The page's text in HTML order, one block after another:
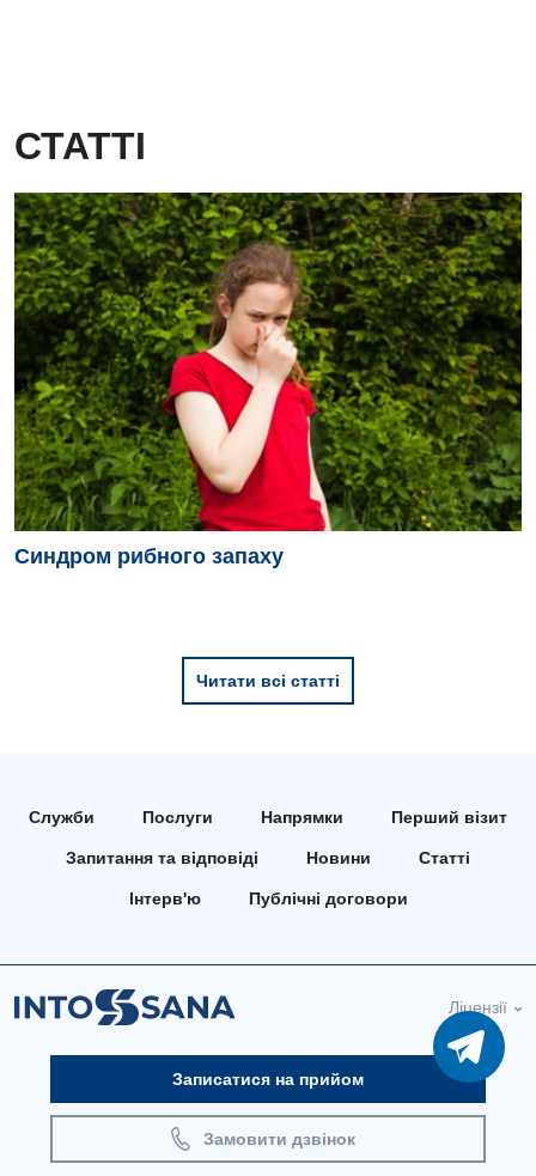
СТАТТІ
Синдром рибного запаху
Читати всі статті
Служби Послуги Напрямки Перший візит
Запитання та відповіді Новини Статті
Інтерв'ю Публічні договори
Ліцензії
Записатися на прийом
Замовити дзвінок